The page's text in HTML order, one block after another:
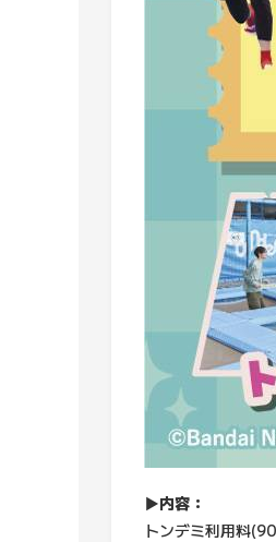
▶内容：
トンデミ利用料